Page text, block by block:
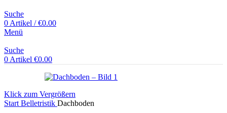
Suche
0 Artikel / €0.00
Menü
Suche
0 Artikel €0.00
Klick zum Vergrößern
Start Belletristik Dachboden